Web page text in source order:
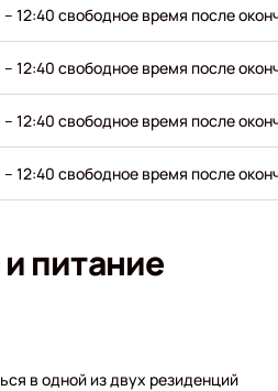
12:40 свободное время после
12:40 свободное время после
12:40 свободное время после
12:40 свободное время после
питание
в одной из двух резиденций